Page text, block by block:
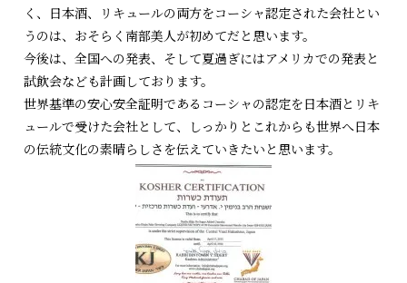
く、日本酒、リキュールの両方をコーシャ認定された会社とい
うのは、おそらく南部美人が初めてだと思います。
今後は、全国への発表、そして夏過ぎにはアメリカでの発表と
試飲会なども計画しております。
世界基準の安心安全証明であるコーシャの認定を日本酒とリキ
ュールで受けた会社として、しっかりとこれからも世界へ日本
の伝統文化の素晴らしさを伝えていきたいと思います。